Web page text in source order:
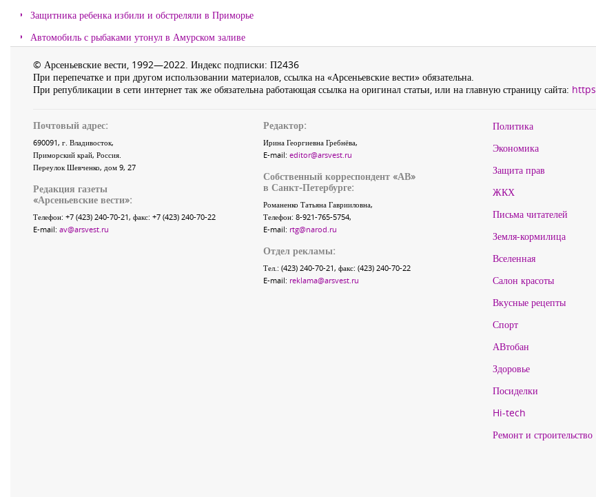
Защитника ребенка избили и обстреляли в Приморье
Автомобиль с рыбаками утонул в Амурском заливе
© Арсеньевские вести, 1992—2022. Индекс подписки: П2436
При перепечатке и при другом использовании материалов, ссылка на «Арсеньевские вести» обязательна.
При републикации в сети интернет так же обязательна работающая ссылка на оригинал статьи, или на главную страницу сайта:
Почтовый адрес:
690091, г. Владивосток,
Приморский край, Россия.
Переулок Шевченко, дом 9, 27
Редакция газеты
«Арсеньевские вести»:
Телефон: +7 (423) 240-70-21, факс: +7 (423) 240-70-22
E-mail: av@arsvest.ru
Редактор:
Ирина Георгиевна Гребнёва,
E-mail: editor@arsvest.ru
Собственный корреспондент «АВ»
в Санкт-Петербурге:
Романенко Татьяна Гаврииловна,
Телефон: 8-921-765-5754,
E-mail: rtg@narod.ru
Отдел рекламы:
Тел.: (423) 240-70-21, факс: (423) 240-70-22
E-mail: reklama@arsvest.ru
Политика
Экономика
Защита прав
ЖКХ
Письма читателей
Земля-кормилица
Вселенная
Салон красоты
Вкусные рецепты
Спорт
АВтобан
Здоровье
Посиделки
Hi-tech
Ремонт и строительство